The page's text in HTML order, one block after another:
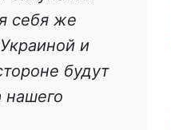
себя же
и
будут
нашего